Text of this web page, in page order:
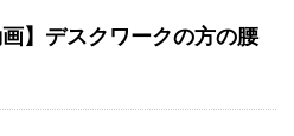
画】デスクワークの方の腰